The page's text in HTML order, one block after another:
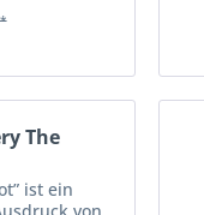
The
ist ein